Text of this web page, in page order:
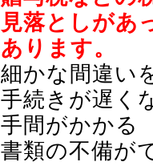
見落としがあ
あります。
細かな間違い
手続きが遅く
手間がかかる
書類の不備が